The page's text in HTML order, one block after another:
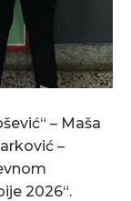
– Maša
–
2026“.